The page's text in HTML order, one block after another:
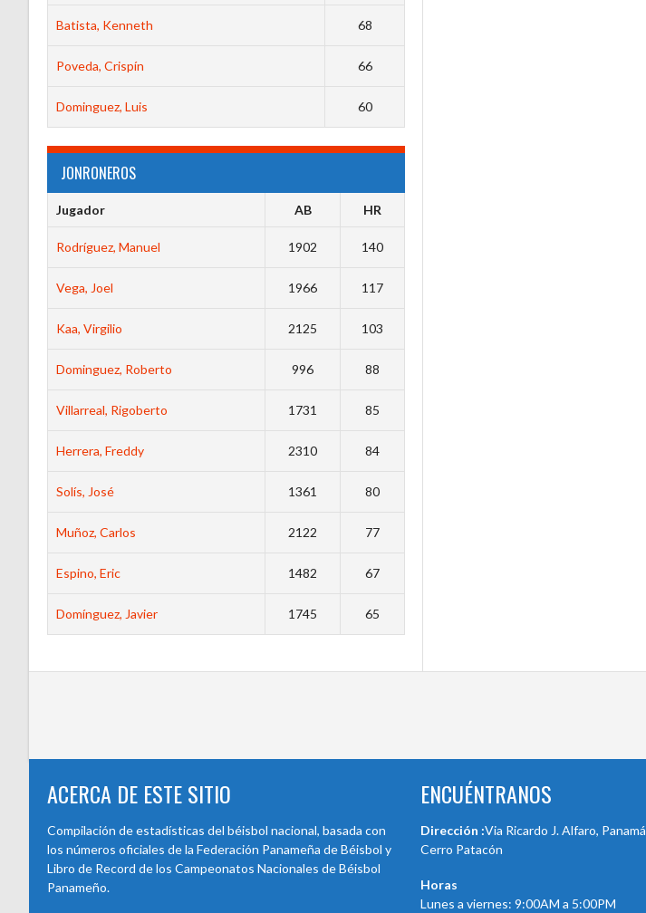
Batista, Kenneth 68
Poveda, Crispín 66
Dominguez, Luis 60
JONRONEROS
Jugador AB HR
Rodríguez, Manuel 1902 140
Vega, Joel 1966 117
Kaa, Virgilio 2125 103
Dominguez, Roberto 996 88
Villarreal, Rigoberto 1731 85
Herrera, Freddy 2310 84
Solís, José 1361 80
Muñoz, Carlos 2122 77
Espino, Eric 1482 67
Domínguez, Javier 1745 65
ACERCA DE ESTE SITIO
Compilación de estadísticas del béisbol nacional, basada con
los números oficiales de la Federación Panameña de Béisbol y
Libro de Record de los Campeonatos Nacionales de Béisbol
Panameño.
ENCUÉNTRANOS
Dirección :Via Ricardo J. Alfaro, Panamá
Cerro Patacón
Horas
Lunes a viernes: 9:00AM a 5:00PM